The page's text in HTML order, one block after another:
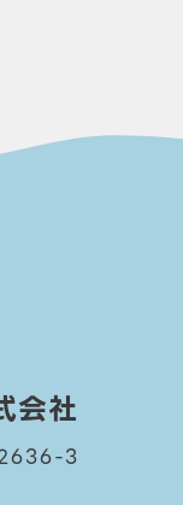
会社
3